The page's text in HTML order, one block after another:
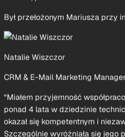
interesariuszami, zadaje
rozwiązania, które realnie
od AMP, przez...”
Był przełożonym Mariusza przy
Natalie Wiszczor
CRM & E-Mail Marketing